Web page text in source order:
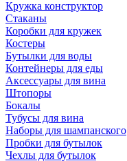
Кружка конструктор
Стаканы
Коробки для кружек
Костеры
Бутылки для воды
Контейнеры для еды
Аксессуары для вина
Штопоры
Бокалы
Тубусы для вина
Наборы для шампанского
Пробки для бутылок
Чехлы для бутылок